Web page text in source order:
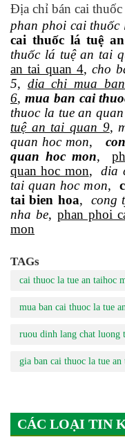
Địa chỉ bán cai thuốc
phan phoi cai thuốc
cai thuốc lá tuệ
thuốc lá tuệ an tai
an tai quan 4, cho
5, dia chi mua
6, mua ban cai
thuoc la tue an
tuệ an tai quan 9,
quan hoc mon,
quan hoc mon,
quan hoc mon,dia
tai quan hoc mon,
tai bien hoa,
cong
nha be, phan phoi
mon
TAGs
cai thuoc la tue an taihoc
mua ban cai thuoc la tue
ruou dinh lang chat luong
gia ban cai thuoc la tue an
CÁC LOẠI TIN